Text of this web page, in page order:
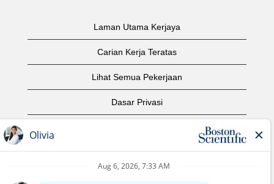
Laman Utama Kerjaya
Carian Kerja Teratas
Lihat Semua Pekerjaan
Dasar Privasi
Notis Hak Cipta